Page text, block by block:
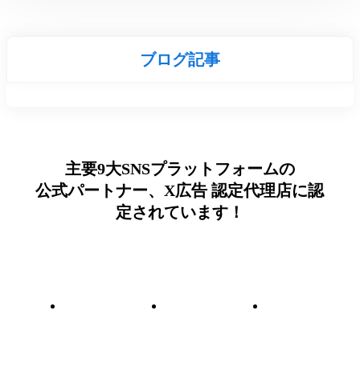
ブログ記事
主要9大SNSプラットフォームの
公式パートナー、X広告 認定代理店に認
定されています！